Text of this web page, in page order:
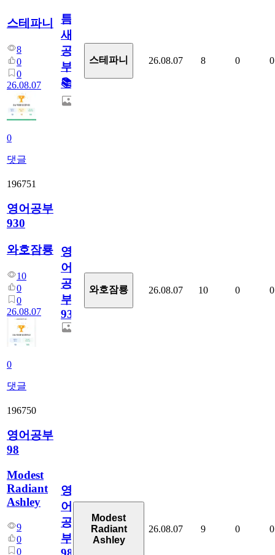
스테파니
8
0
0
26.08.07
0
댓글
틈
새
공
부!
📚
스테파니 26.08.07 8 0 0
196751
영어공부
930
와호잠룡
10
0
0
26.08.07
0
댓글
영
어
공
부
930
와호잠룡 26.08.07 10 0 0
196750
영어공부
98
Modest
Radiant
Ashley
9
0
0
영
어
공
부
Modest
Radiant
Ashley
26.08.07 9 0 0